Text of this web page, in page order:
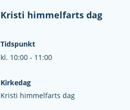
Kristi himmelfarts dag
Tidspunkt
kl. 10:00 - 11:00
Kirkedag
Kristi himmelfarts dag